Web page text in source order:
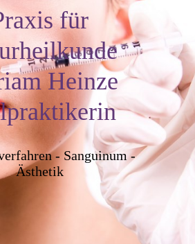
für
Heinze
- Sanguinum -
Ästhetik